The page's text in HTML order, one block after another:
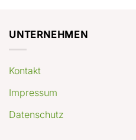
UNTERNEHMEN
Kontakt
Impressum
Datenschutz